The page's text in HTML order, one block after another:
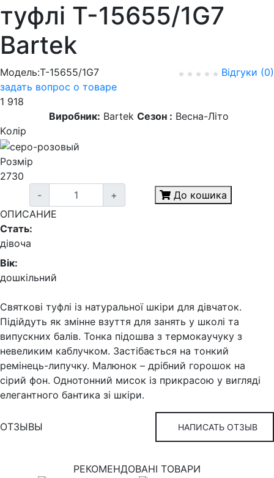
туфлі T-15655/1G7
Bartek
Модель:T-15655/1G7
Відгуки (0)
задать вопрос о товаре
1 918
Виробник: Bartek Сезон : Весна-Літо
Kолір
Розмір
2730
-
+
До кошика
ОПИСАНИЕ
Стать:
дівоча
Вік:
дошкільний
Святкові туфлі із натуральної шкіри для дівчаток.
Підійдуть як змінне взуття для занять у школі та
випускних балів. Тонка підошва з термокаучуку з
невеликим каблучком. Застібається на тонкий
ремінець-липучку. Малюнок – дрібний горошок на
сірий фон. Однотонний мисок із прикрасою у вигляді
елегантного бантика зі шкіри.
ОТЗЫВЫ НАПИСАТЬ ОТЗЫВ
РЕКОМЕНДОВАНІ ТОВАРИ